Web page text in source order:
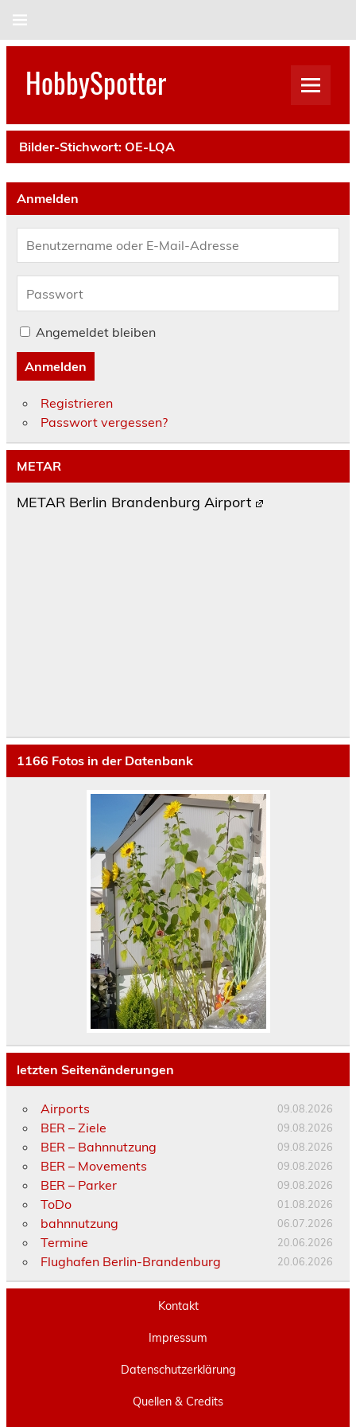
HobbySpotter
Bilder-Stichwort: OE-LQA
Anmelden
Angemeldet bleiben
Anmelden
Registrieren
Passwort vergessen?
METAR
METAR Berlin Brandenburg Airport
1166 Fotos in der Datenbank
letzten Seitenänderungen
Airports 09.08.2026
BER – Ziele 09.08.2026
BER – Bahnnutzung 09.08.2026
BER – Movements 09.08.2026
BER – Parker 09.08.2026
ToDo 01.08.2026
bahnnutzung 06.07.2026
Termine 20.06.2026
Flughafen Berlin-Brandenburg 20.06.2026
Kontakt
Impressum
Datenschutzerklärung
Quellen & Credits